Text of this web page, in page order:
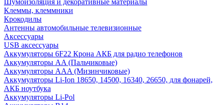
Шумоизоляция и декоративные материалы
Клеммы, клеммники
Крокодилы
Антенны автомобильные телевизионные
Аксессуары
USB аксессуары
Аккумуляторы 6F22 Крона АКБ для радио телефонов
Аккумуляторы AA (Пальчиковые)
Аккумуляторы AAA (Мизинчиковые)
Аккумуляторы Li-Ion 18650, 14500, 16340, 26650, для фонарей,
АКБ ноутбука
Аккумуляторы Li-Pol